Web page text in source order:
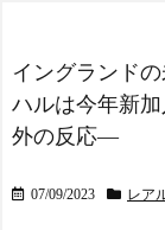
イングランド
ハルは今年新
外の反応―
07/09/2023 レア